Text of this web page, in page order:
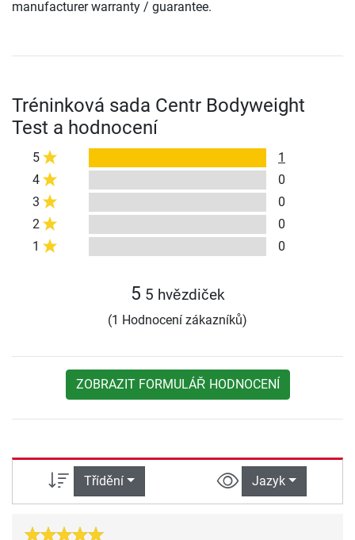
manufacturer warranty / guarantee.
Tréninková sada Centr Bodyweight
Test a hodnocení
5
1
4
0
3
0
2
0
1
0
5 5 hvězdiček
(1 Hodnocení zákazníků)
ZOBRAZIT FORMULÁŘ HODNOCENÍ
Třídění Jazyk